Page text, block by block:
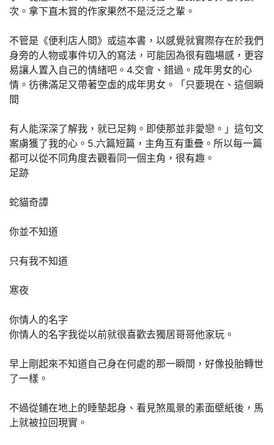
次。拿下直木賞的作家果然不是泛泛之輩。
不管是《便利店人間》或這本書，以感覺就實際存在於我們
身旁的人物或事件切入的寫法，可能因為很有臨場感，更容
易讓人置入自己的情緒吧。4.交會、錯過。成年男女的心
情。彷彿滿足又帶著空虛的成年男女。「只要現在、這個瞬
間
有人能深深了解我，就已足夠。即使那並非愛戀。」這句文
案虜獲了我的心。5.六篇短篇，主角互有重疊。所以每一篇
都可以從不同角度去觀看同一個主角，很有趣。
足跡
蛇貓奇譚
你並不知道
只有我不知道
寒夜
你情人的名字
你情人的名字我從以前就很喜歡去獨居哥哥他家玩。
早上剛起來不知道自己身在何處的那一瞬間，好像投胎轉世
了一樣。
不過從鋪在地上的睡墊起身、看見煞風景的素面壁紙後，馬
上就被拉回現實。